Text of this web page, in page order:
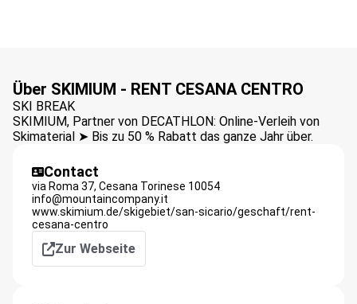
Über SKIMIUM - RENT CESANA CENTRO
SKI BREAK
SKIMIUM, Partner von DECATHLON: Online-Verleih von
Skimaterial ➤ Bis zu 50 % Rabatt das ganze Jahr über.
Contact
via Roma 37, Cesana Torinese 10054
info@mountaincompany.it
www.skimium.de/skigebiet/san-sicario/geschaft/rent-
cesana-centro
Zur Webseite